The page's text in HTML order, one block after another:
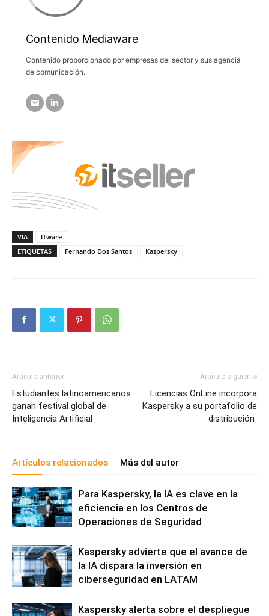
Contenido Mediaware
Contenido proporcionado por empresas del sector y sus agencia
de comunicación.
VIA
ITware
ETIQUETAS
Fernando Dos Santos Kaspersky
Artículo anterior
Estudiantes latinoamericanos
ganan festival global de
Inteligencia Artificial
Artículo siguiente
Licencias OnLine incorpora
Kaspersky a su portafolio de
distribución
Artículos relacionados Más del autor
Para Kaspersky, la IA es clave en la
eficiencia en los Centros de
Operaciones de Seguridad
Kaspersky advierte que el avance de
la IA dispara la inversión en
ciberseguridad en LATAM
Kaspersky alerta sobre el despliegue